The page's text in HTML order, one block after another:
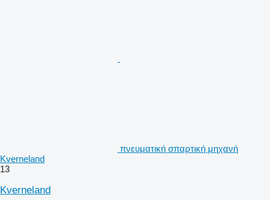
πνευματική σπαρτική μηχανή
Kverneland
13
Kverneland